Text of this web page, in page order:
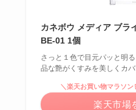
カネボウ メディア ブラ
BE-01 1個
さっと１色で目元パッと明
品な艶がくすみを美しくカ
＼楽天お買い物マラソン
楽天市場